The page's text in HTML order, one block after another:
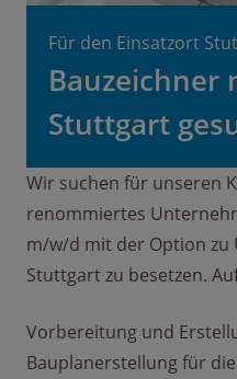
Für den Einsatzort
Bauzeichner
Stuttgart
Wir suchen für unseren
renommiertes
m/w/d mit der Option zu
Stuttgart zu besetzen.
Vorbereitung und
Bauplanerstellung für